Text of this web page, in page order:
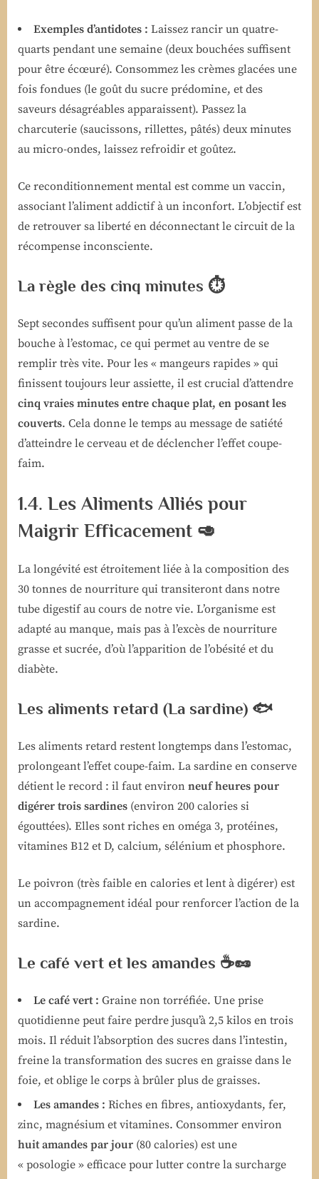
Exemples d’antidotes : Laissez rancir un quatre-
quarts pendant une semaine (deux bouchées suffisent
pour être écœuré). Consommez les crèmes glacées une
fois fondues (le goût du sucre prédomine, et des
saveurs désagréables apparaissent). Passez la
charcuterie (saucissons, rillettes, pâtés) deux minutes
au micro-ondes, laissez refroidir et goûtez.
Ce reconditionnement mental est comme un vaccin,
associant l’aliment addictif à un inconfort. L’objectif est
de retrouver sa liberté en déconnectant le circuit de la
récompense inconsciente.
La règle des cinq minutes ⏱️
Sept secondes suffisent pour qu’un aliment passe de la
bouche à l’estomac, ce qui permet au ventre de se
remplir très vite. Pour les « mangeurs rapides » qui
finissent toujours leur assiette, il est crucial d’attendre
cinq vraies minutes entre chaque plat, en posant les
couverts. Cela donne le temps au message de satiété
d’atteindre le cerveau et de déclencher l’effet coupe-
faim.
1.4. Les Aliments Alliés pour
Maigrir Efficacement 🥑
La longévité est étroitement liée à la composition des
30 tonnes de nourriture qui transiteront dans notre
tube digestif au cours de notre vie. L’organisme est
adapté au manque, mais pas à l’excès de nourriture
grasse et sucrée, d’où l’apparition de l’obésité et du
diabète.
Les aliments retard (La sardine) 🐟
Les aliments retard restent longtemps dans l’estomac,
prolongeant l’effet coupe-faim. La sardine en conserve
détient le record : il faut environ neuf heures pour
digérer trois sardines (environ 200 calories si
égouttées). Elles sont riches en oméga 3, protéines,
vitamines B12 et D, calcium, sélénium et phosphore.
Le poivron (très faible en calories et lent à digérer) est
un accompagnement idéal pour renforcer l’action de la
sardine.
Le café vert et les amandes ☕🥜
Le café vert : Graine non torréfiée. Une prise
quotidienne peut faire perdre jusqu’à 2,5 kilos en trois
mois. Il réduit l’absorption des sucres dans l’intestin,
freine la transformation des sucres en graisse dans le
foie, et oblige le corps à brûler plus de graisses.
Les amandes : Riches en fibres, antioxydants, fer,
zinc, magnésium et vitamines. Consommer environ
huit amandes par jour (80 calories) est une
« posologie » efficace pour lutter contre la surcharge